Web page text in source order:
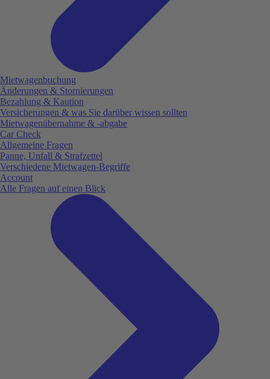
Mietwagenbuchung
Änderungen & Stornierungen
Bezahlung & Kaution
Versicherungen & was Sie darüber wissen sollten
Mietwagenübernahme & -abgabe
Car Check
Allgemeine Fragen
Panne, Unfall & Strafzettel
Verschiedene Mietwagen-Begriffe
Account
Alle Fragen auf einen Blick